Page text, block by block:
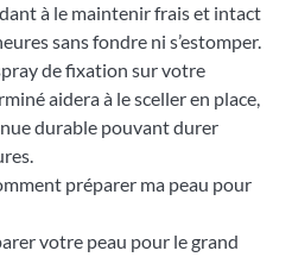
à le maintenir frais et intact
sans fondre ni s’estomper.
de fixation sur votre
aidera à le sceller en place,
durable pouvant durer
préparer ma peau pour
votre peau pour le grand